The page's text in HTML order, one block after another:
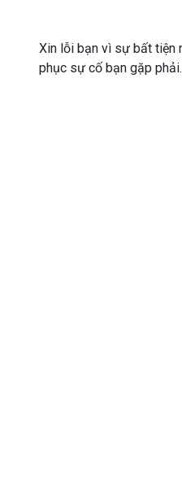
Xin lỗi bạn vì sự bất tiện
phục sự cố bạn gặp